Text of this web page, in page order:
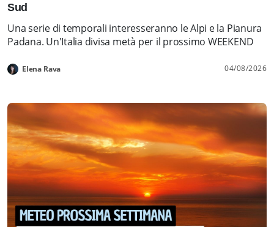
Sud
Una serie di temporali interesseranno le Alpi e la Pianura
Padana. Un'Italia divisa metà per il prossimo WEEKEND
Elena Rava 04/08/2026